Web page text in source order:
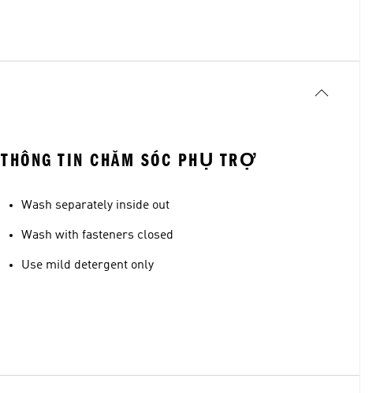
THÔNG TIN CHĂM SÓC PHỤ TRỢ
Wash separately inside out
Wash with fasteners closed
Use mild detergent only